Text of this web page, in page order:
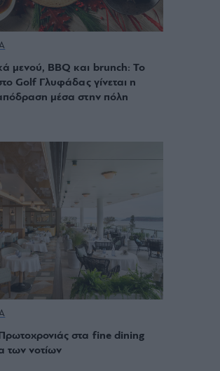
μενού, BBQ και brunch: To
Golf Γλυφάδας γίνεται η
μέσα στην πόλη
Πρωτοχρονιάς στα fine dining
των νοτίων